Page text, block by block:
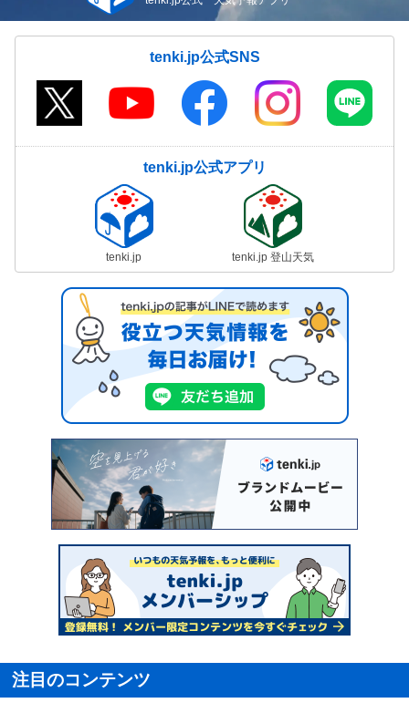
tenki.jp公式SNS
tenki.jp公式アプリ
tenki.jp tenki.jp 登山天気
注目のコンテンツ